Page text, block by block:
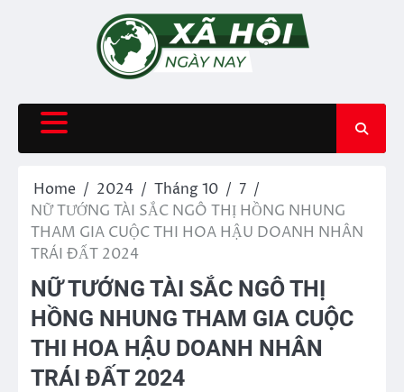
Home 2024 Tháng 10
7
NỮ TƯỚNG TÀI SẮC NGÔ THỊ HỒNG NHUNG
THAM GIA CUỘC THI HOA HẬU DOANH NHÂN
TRÁI ĐẤT 2024
NỮ TƯỚNG TÀI SẮC NGÔ THỊ
HỒNG NHUNG THAM GIA CUỘC
THI HOA HẬU DOANH NHÂN
TRÁI ĐẤT 2024